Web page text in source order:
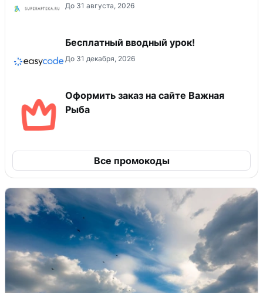
До 31 августа, 2026
Бесплатный вводный урок!
До 31 декабря, 2026
Оформить заказ на сайте Важная
Рыба
Все промокоды